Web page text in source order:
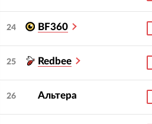
24 BF360
25 Redbee
26 Альтера